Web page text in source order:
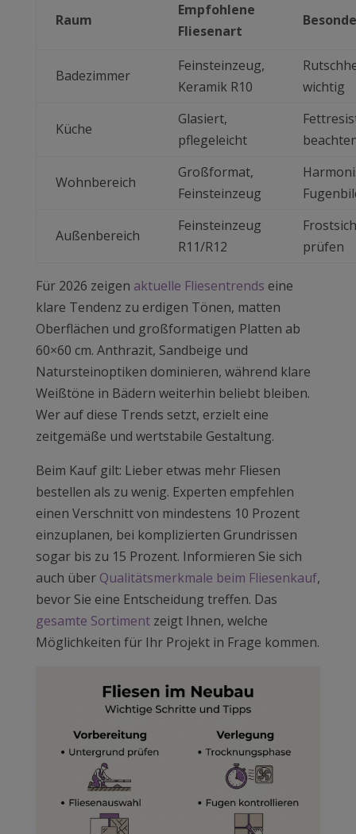
Raum
Empfohlene
Fliesenart
Badezimmer
Feinsteinzeug,
Keramik R10
wichtig
Küche
Glasiert,
pflegeleicht
Wohnbereich
Großformat,
Feinsteinzeug
Außenbereich
Feinsteinzeug
R11/R12
prüfen
Für 2026 zeigen aktuelle Fliesentrends eine
klare Tendenz zu erdigen Tönen, matten
Oberflächen und großformatigen Platten ab
60×60 cm. Anthrazit, Sandbeige und
Natursteinoptiken dominieren, während klare
Weißtöne in Bädern weiterhin beliebt bleiben.
Wer auf diese Trends setzt, erzielt eine
zeitgemäße und wertstabile Gestaltung.
Beim Kauf gilt: Lieber etwas mehr Fliesen
bestellen als zu wenig. Experten empfehlen
einen Verschnitt von mindestens 10 Prozent
einzuplanen, bei komplizierten Grundrissen
sogar bis zu 15 Prozent. Informieren Sie sich
auch über Qualitätsmerkmale beim Fliesenkauf,
bevor Sie eine Entscheidung treffen. Das
gesamte Sortimentzeigt Ihnen, welche
Möglichkeiten für Ihr Projekt in Frage kommen.